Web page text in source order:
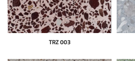
TRZ 003